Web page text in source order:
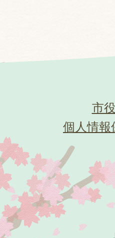
市
個人情報